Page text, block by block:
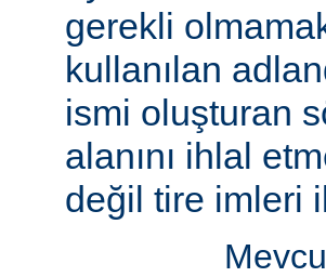
gerekli
kullanılan
ismi oluşturan
alanını ihlal
değil tire imleri